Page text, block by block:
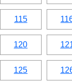
115
120
125